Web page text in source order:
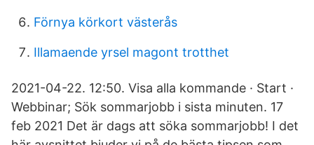
Förnya körkort västerås
Illamaende yrsel magont trotthet
2021-04-22. 12:50. Visa alla kommande · Start ·
Webbinar; Sök sommarjobb i sista minuten. 17
feb 2021 Det är dags att söka sommarjobb! I det